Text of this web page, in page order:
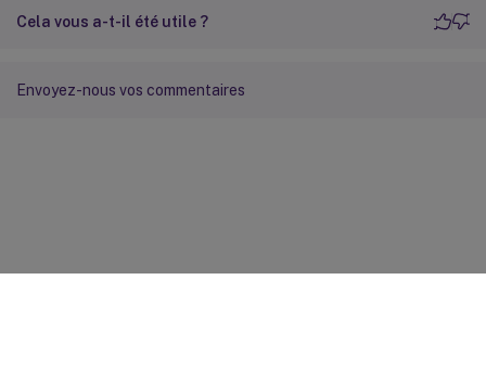
Cela vous a-t-il été utile ?
Envoyez-nous vos commentaires